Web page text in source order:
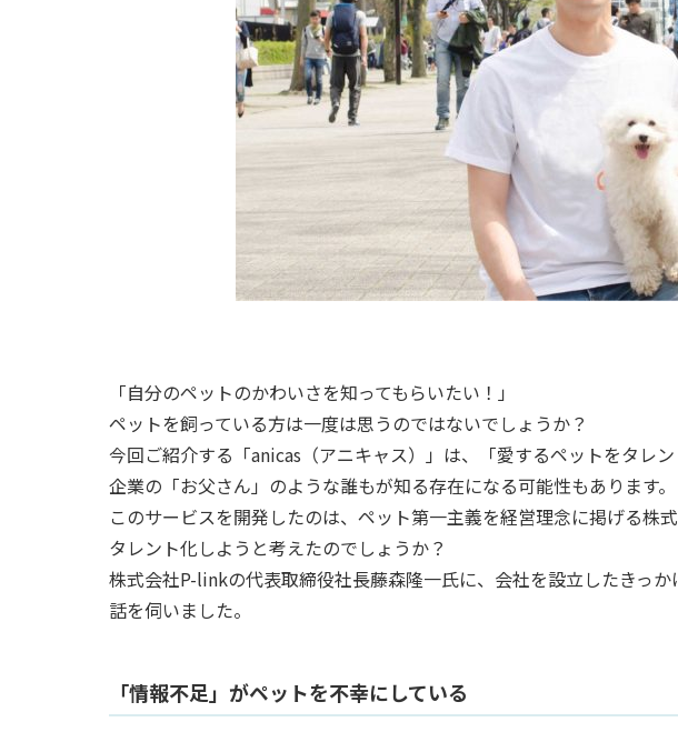
「自分のペットのかわいさを知ってもらいたい！」
ペットを飼っている方は一度は思うのではないでしょうか？
今回ご紹介する「anicas（アニキャス）」は、「愛するペットをタレ
企業の「お父さん」のような誰もが知る存在になる可能性もあります。
このサービスを開発したのは、ペット第一主義を経営理念に掲げる株
タレント化しようと考えたのでしょうか？
株式会社P-linkの代表取締役社長藤森隆一氏に、会社を設立したきっ
話を伺いました。
「情報不足」がペットを不幸にしている